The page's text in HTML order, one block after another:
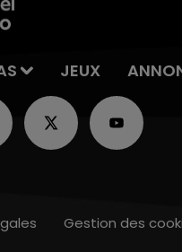
JEUX
Gestion des